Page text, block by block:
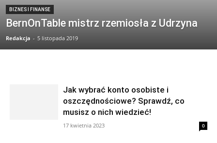
BIZNES I FINANSE
BernOnTable mistrz rzemiosła z Udrzyna
Redakcja - 5 listopada 2019
Jak wybrać konto osobiste i
oszczędnościowe? Sprawdź, co
musisz o nich wiedzieć!
17 kwietnia 2023 0